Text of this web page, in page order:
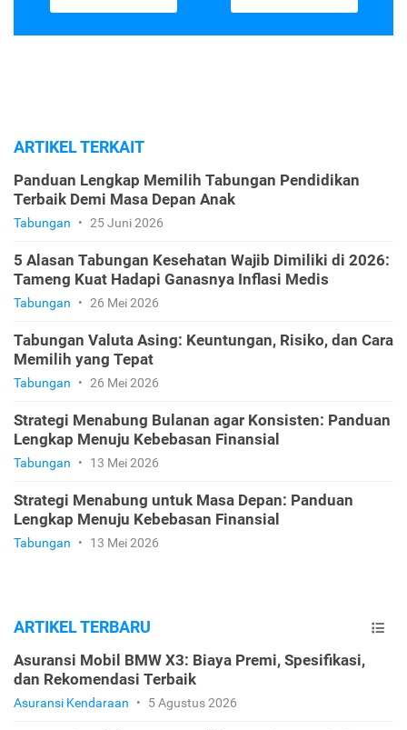
ARTIKEL TERKAIT
Panduan Lengkap Memilih Tabungan Pendidikan
Terbaik Demi Masa Depan Anak
Tabungan • 25 Juni 2026
5 Alasan Tabungan Kesehatan Wajib Dimiliki di 2026:
Tameng Kuat Hadapi Ganasnya Inflasi Medis
Tabungan • 26 Mei 2026
Tabungan Valuta Asing: Keuntungan, Risiko, dan Cara
Memilih yang Tepat
Tabungan • 26 Mei 2026
Strategi Menabung Bulanan agar Konsisten: Panduan
Lengkap Menuju Kebebasan Finansial
Tabungan • 13 Mei 2026
Strategi Menabung untuk Masa Depan: Panduan
Lengkap Menuju Kebebasan Finansial
Tabungan • 13 Mei 2026
ARTIKEL TERBARU
Asuransi Mobil BMW X3: Biaya Premi, Spesifikasi,
dan Rekomendasi Terbaik
Asuransi Kendaraan • 5 Agustus 2026